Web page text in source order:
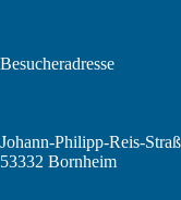
Besucheradresse
Johann-Philipp-Reis-
53332 Bornheim